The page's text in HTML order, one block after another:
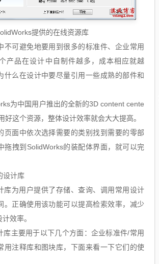
提供的在线资源库
不可避免地要用到很多的标准件、企业常用
产品在设计中自制件越多，成本相应就越
什么在设计中要尽量引用一些成熟的部件和
为中国用户推出的全新的3D content cente
好这个资源，整体设计效率就会大大提高。
页面中依次选择需要的类别找到需要的零部
拖拽到SolidWorks的装配体界面，就可以完
设计库
库为用户提供了存储、查询、调用常用设计
。正确使用该功能可以提高检索效率，减少
效率。
库主要用于以下几个方面：企业标准件/常用
用注释库和图块库，下面来看一下它们的使